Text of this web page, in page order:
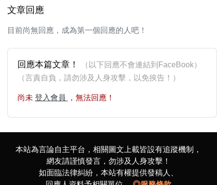
文章回應
目前尚無回應，成為第一個回應的人吧！
回應本篇文章！
（以下回應不會連結到FaceBook）
（言責自負，請勿涉及人身攻擊，以免挨告！）
尚未 登入會員 ，無法回應！
本站為言論自主平台，相關圖文上載皆設有追蹤機制，
網友請謹慎發言，勿涉及人身攻擊！
如面臨法律糾紛，本站有權提供發稿人、